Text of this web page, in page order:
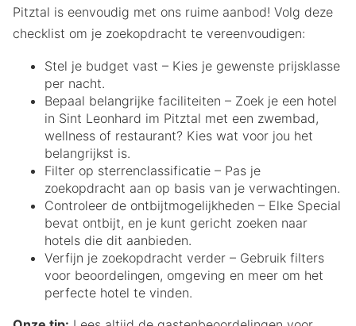
Pitztal is eenvoudig met ons ruime aanbod! Volg deze
checklist om je zoekopdracht te vereenvoudigen:
Stel je budget vast – Kies je gewenste prijsklasse
per nacht.
Bepaal belangrijke faciliteiten – Zoek je een hotel
in Sint Leonhard im Pitztal met een zwembad,
wellness of restaurant? Kies wat voor jou het
belangrijkst is.
Filter op sterrenclassificatie – Pas je
zoekopdracht aan op basis van je verwachtingen.
Controleer de ontbijtmogelijkheden – Elke Special
bevat ontbijt, en je kunt gericht zoeken naar
hotels die dit aanbieden.
Verfijn je zoekopdracht verder – Gebruik filters
voor beoordelingen, omgeving en meer om het
perfecte hotel te vinden.